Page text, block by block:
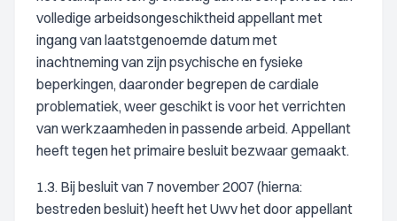
volledige arbeidsongeschiktheid appellant met
ingang van laatstgenoemde datum met
inachtneming van zijn psychische en fysieke
beperkingen, daaronder begrepen de cardiale
problematiek, weer geschikt is voor het verrichten
van werkzaamheden in passende arbeid. Appellant
heeft tegen het primaire besluit bezwaar gemaakt.
1.3. Bij besluit van 7 november 2007 (hierna:
bestreden besluit) heeft het Uwv het door appellant